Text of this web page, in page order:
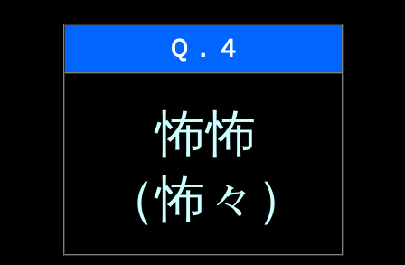
Ｑ．４
怖怖
（怖々）